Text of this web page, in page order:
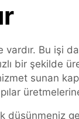
vardır. Bu işi
bir şekilde
sunan
düşünmeniz